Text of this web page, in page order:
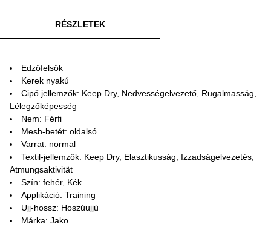
RÉSZLETEK
Edzőfelsők
Kerek nyakú
Cipő jellemzők: Keep Dry, Nedvességelvezető, Rugalmasság,
Lélegzőképesség
Nem: Férfi
Mesh-betét: oldalsó
Varrat: normal
Textil-jellemzők: Keep Dry, Elasztikusság, Izzadságelvezetés,
Atmungsaktivität
Szín: fehér, Kék
Applikáció: Training
Ujj-hossz: Hoszúujjú
Márka: Jako